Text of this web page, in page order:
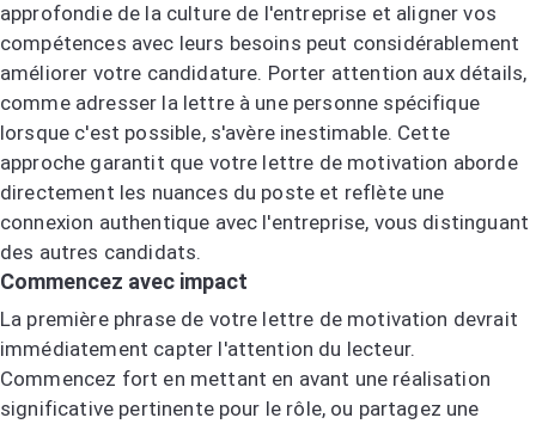
approfondie de la culture de l'entreprise et aligner vos
compétences avec leurs besoins peut considérablement
améliorer votre candidature. Porter attention aux détails,
comme adresser la lettre à une personne spécifique
lorsque c'est possible, s'avère inestimable. Cette
approche garantit que votre lettre de motivation aborde
directement les nuances du poste et reflète une
connexion authentique avec l'entreprise, vous distinguant
des autres candidats.
Commencez avec impact
La première phrase de votre lettre de motivation devrait
immédiatement capter l'attention du lecteur.
Commencez fort en mettant en avant une réalisation
significative pertinente pour le rôle, ou partagez une